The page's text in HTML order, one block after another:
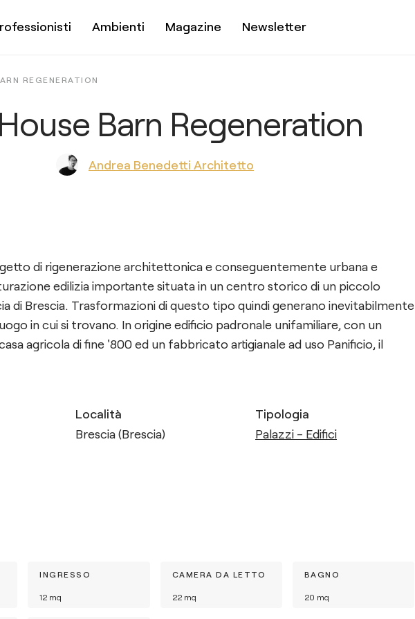
Ambienti Magazine Newsletter
REGENERATION
Barn Regeneration
Andrea Benedetti Architetto
di rigenerazione architettonica e conseguentemente urbana e
edilizia importante situata in un centro storico di un piccolo
di Brescia. Trasformazioni di questo tipo quindi generano inevitabilmente
in cui si trovano. In origine edificio padronale unifamiliare, con un
agricola di fine '800 ed un fabbricato artigianale ad uso Panificio, il
Località
Brescia (Brescia)
Tipologia
Palazzi - Edifici
INGRESSO
12 mq
CAMERA DA LETTO
22mq
BAGNO
20 mq